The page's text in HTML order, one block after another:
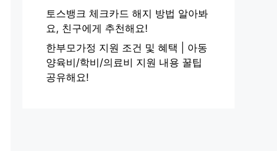
토스뱅크 체크카드 해지 방법 알아봐
요, 친구에게 추천해요!
한부모가정 지원 조건 및 혜택 | 아동
양육비/학비/의료비 지원 내용 꿀팁
공유해요!